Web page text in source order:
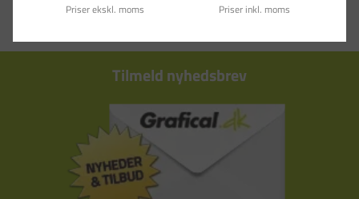
Tilmeld nyhedsbrev
Priser ekskl. moms Priser inkl. moms